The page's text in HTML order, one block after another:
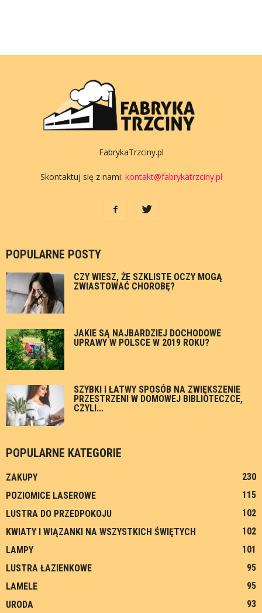
FabrykaTrzciny.pl
Skontaktuj się z nami: kontakt@fabrykatrzciny.pl
POPULARNE POSTY
CZY WIESZ, ŻE SZKLISTE OCZY MOGĄ
ZWIASTOWAĆ CHOROBĘ?
JAKIE SĄ NAJBARDZIEJ DOCHODOWE
UPRAWY W POLSCE W 2019 ROKU?
SZYBKI I ŁATWY SPOSÓB NA ZWIĘKSZENIE
PRZESTRZENI W DOMOWEJ BIBLIOTECZCE,
CZYLI...
POPULARNE KATEGORIE
ZAKUPY
230
POZIOMICE LASEROWE
115
LUSTRA DO PRZEDPOKOJU
102
KWIATY I WIĄZANKI NA WSZYSTKICH ŚWIĘTYCH
102
LAMPY
101
LUSTRA ŁAZIENKOWE
95
LAMELE
95
URODA
93